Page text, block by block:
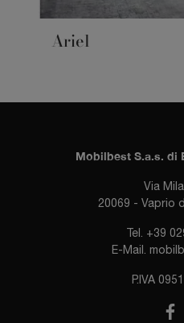
Ariel
Mobilbest S.a.s. di
Via
20069 - Vaprio
Tel. +39
E-Mail.
P.IVA